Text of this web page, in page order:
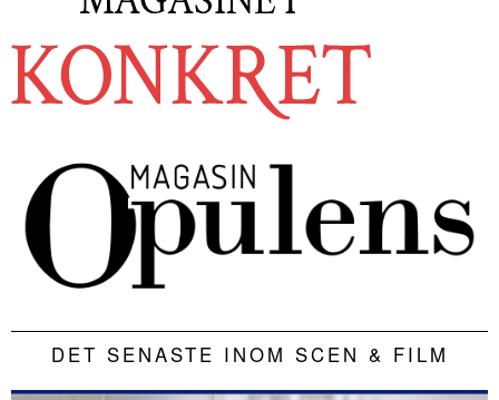
DET SENASTE INOM SCEN & FILM